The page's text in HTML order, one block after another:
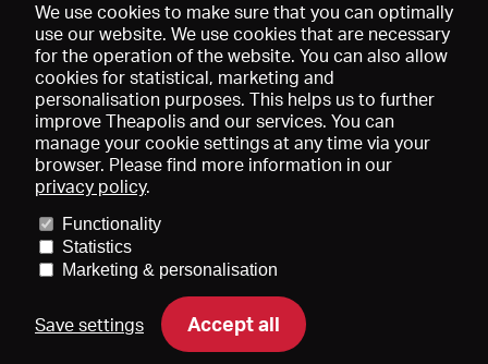
About us
Imprint
DE EN FR
We use cookies to make sure that you can optimally
use our website. We use cookies that are necessary
for the operation of the website. You can also allow
cookies for statistical, marketing and
personalisation purposes. This helps us to further
improve Theapolis and our services. You can
manage your cookie settings at any time via your
browser. Please find more information in our
privacy policy.
Functionality
Statistics
Marketing & personalisation
Save settings Accept all